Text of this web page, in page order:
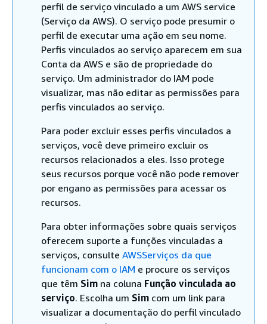
perfil de serviço vinculado a um AWS service
(Serviço da AWS). O serviço pode presumir o
perfil de executar uma ação em seu nome.
Perfis vinculados ao serviço aparecem em sua
Conta da AWS e são de propriedade do
serviço. Um administrador do IAM pode
visualizar, mas não editar as permissões para
perfis vinculados ao serviço.
Para poder excluir esses perfis vinculados a
serviços, você deve primeiro excluir os
recursos relacionados a eles. Isso protege
seus recursos porque você não pode remover
por engano as permissões para acessar os
recursos.
Para obter informações sobre quais serviços
oferecem suporte a funções vinculadas a
serviços, consulte AWSServiços da que
funcionam com o IAM e procure os serviços
que têm Sim na coluna Função vinculada ao
serviço. Escolha um Sim com um link para
visualizar a documentação do perfil vinculado